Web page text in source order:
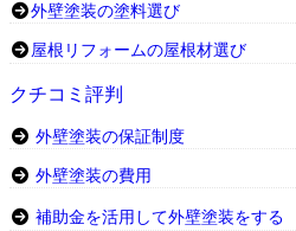
外壁塗装の塗料選び
屋根リフォームの屋根材選び
クチコミ評判
外壁塗装の保証制度
外壁塗装の費用
補助金を活用して外壁塗装をする